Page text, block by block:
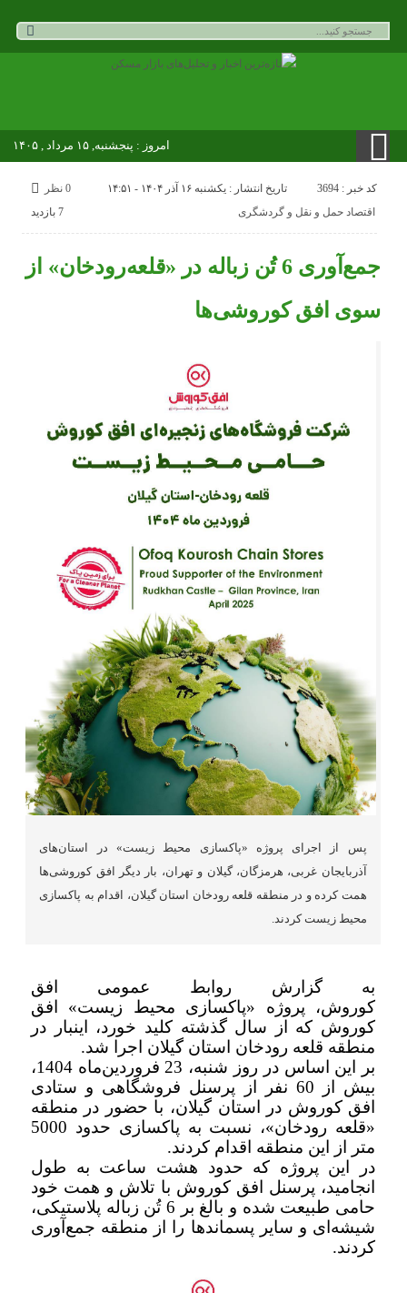
امروز : پنجشنبه, ۱۵ مرداد , ۱۴۰۵
کد خبر : 3694 تاریخ انتشار : یکشنبه ۱۶ آذر ۱۴۰۴ - ۱۴:۵۱
0 نظر
اقتصاد حمل و نقل و گردشگری
7 بازدید
جمع‌آوری 6 تُن زباله در «قلعه‌رودخان» از
سوی افق کوروشی‌ها
پس از اجرای پروژه «پاکسازی محیط زیست» در استان‌های
آذربایجان غربی، هرمزگان، گیلان و تهران، بار دیگر افق کوروشی‌ها
همت کرده و در منطقه قلعه رودخان استان گیلان، اقدام به پاکسازی
محیط زیست کردند.
به گزارش روابط عمومی افق
کوروش،
پروژه «پاکسازی محیط زیست» افق
کوروش که از سال گذشته کلید خورد، اینبار در
منطقه قلعه رودخان استان گیلان اجرا شد.
بر این اساس در روز شنبه، 23 فروردین‌ماه 1404،
بیش از 60 نفر از پرسنل فروشگاهی و ستادی
افق کوروش در استان گیلان، با حضور در منطقه
«قلعه رودخان»، نسبت به پاکسازی حدود 5000
متر از این منطقه اقدام کردند.
در این پروژه که حدود هشت ساعت به طول
انجامید، پرسنل افق کوروش با تلاش و همت خود
حامی طبیعت شده و بالغ بر 6 تُن زباله پلاستیکی،
شیشه‌ای و سایر پسماندها را از منطقه جمع‌آوری
کردند.